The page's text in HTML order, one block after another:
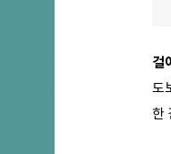
걸
도
한